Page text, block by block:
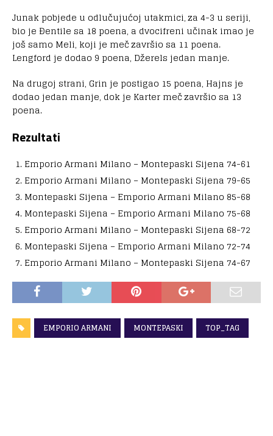
Junak pobjede u odlučujućoj utakmici, za 4-3 u seriji,
bio je Đentile sa 18 poena, a dvocifreni učinak imao je
još samo Meli, koji je meč završio sa 11 poena.
Lengford je dodao 9 poena, Džerels jedan manje.
Na drugoj strani, Grin je postigao 15 poena, Hajns je
dodao jedan manje, dok je Karter meč završio sa 13
poena.
Rezultati
Emporio Armani Milano – Montepaski Sijena 74-61
Emporio Armani Milano – Montepaski Sijena 79-65
Montepaski Sijena – Emporio Armani Milano 85-68
Montepaski Sijena – Emporio Armani Milano 75-68
Emporio Armani Milano – Montepaski Sijena 68-72
Montepaski Sijena – Emporio Armani Milano 72-74
Emporio Armani Milano – Montepaski Sijena 74-67
EMPORIO ARMANI MONTEPASKI TOP_TAG